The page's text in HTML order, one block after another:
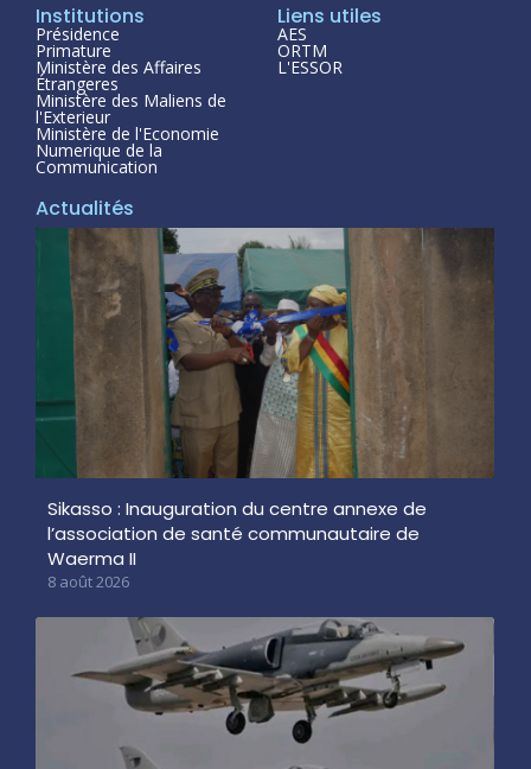
Institutions
Présidence
Primature
Ministère des Affaires
Étrangeres
Ministère des Maliens de
l'Exterieur
Ministère de l'Economie
Numerique de la
Communication
Liens utiles
AES
ORTM
L'ESSOR
Actualités
Sikasso : Inauguration du centre annexe de
l’association de santé communautaire de
Waerma II
8 août 2026